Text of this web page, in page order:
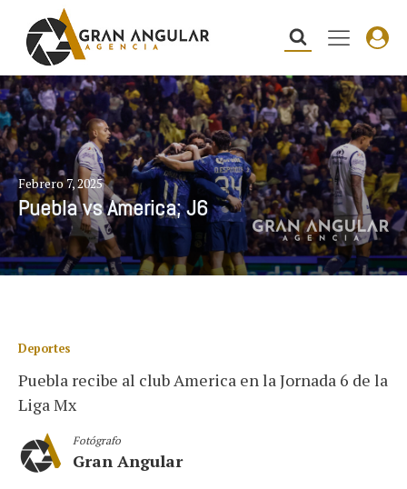
Febrero 7, 2025
Puebla vs America; J6
Deportes
Puebla recibe al club America en la Jornada 6 de la
Liga Mx
Fotógrafo
Gran Angular